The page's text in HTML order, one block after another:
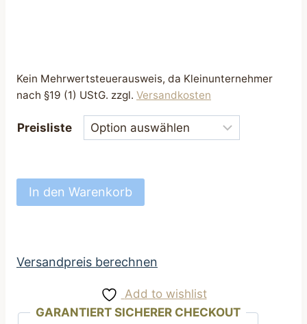
Kein Mehrwertsteuerausweis, da Kleinunternehmer
nach §19 (1) UStG. zzgl. Versandkosten
Preisliste
Hundehalsband
toll
Hunde
45
In den Warenkorb
Versandpreis berechnen
Add to wishlist
GARANTIERT SICHERER CHECKOUT